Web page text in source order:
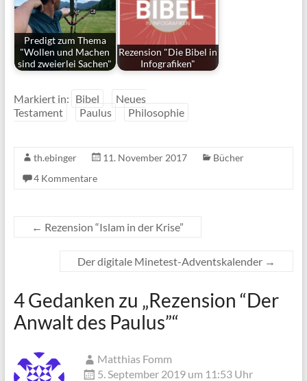
Predigt zum Thema
"Wollen und Machen
sind zweierlei Sachen"
Rezension "Die Bibel in
Infografiken"
Markiert in: Bibel
Neues
Testament
Paulus Philosophie
th.ebinger 11. November 2017
Bücher
4 Kommentare
← Rezension “Islam in der Krise”
Der digitale Minetest-Adventskalender →
4 Gedanken zu „Rezension “Der
Anwalt des Paulus”“
Matthias Fomm
5. September 2019 um 11:53 Uhr